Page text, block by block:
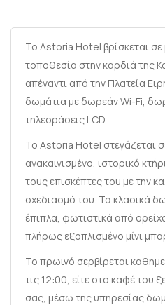
Το Astoria Hotel βρίσκεται σε
τοποθεσία στην καρδιά της
απέναντι από την Πλατεία
δωμάτια με δωρεάν Wi-Fi,
τηλεοράσεις LCD.
Το Astoria Hotel στεγάζεται
ανακαινισμένο, ιστορικό
τους επισκέπτες του με την
σχεδιασμό του. Τα κλασικά
έπιπλα, φωτιστικά από
πλήρως εξοπλισμένο μίνι
Το πρωινό σερβίρεται
τις 12:00, είτε στο καφέ του
σας, μέσω της υπηρεσίας